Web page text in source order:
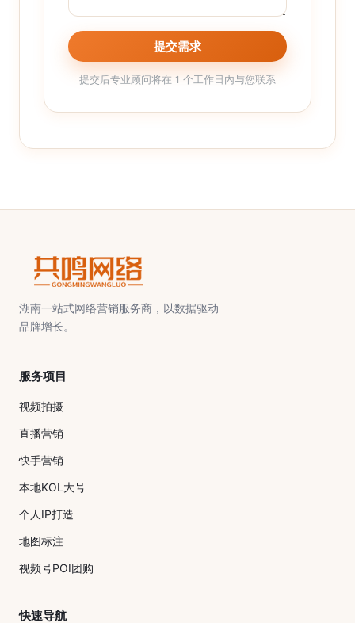
提交需求
提交后专业顾问将在 1 个工作日内与您联系
湖南一站式网络营销服务商，以数据驱动
品牌增长。
服务项目
视频拍摄
直播营销
快手营销
本地KOL大号
个人IP打造
地图标注
视频号POI团购
快速导航